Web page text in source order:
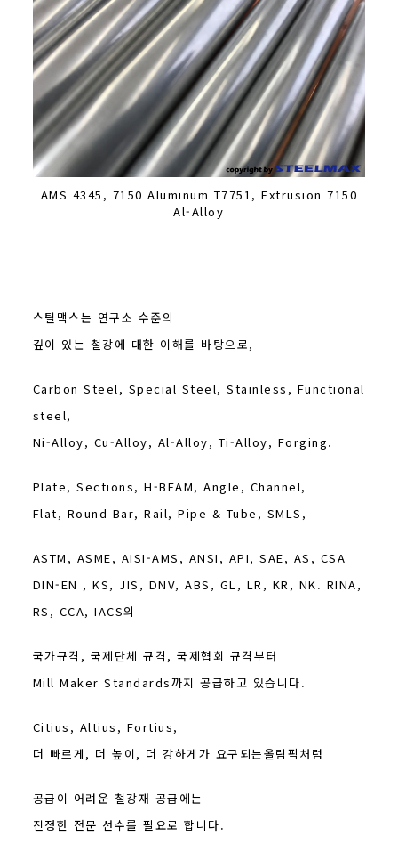
AMS 4345, 7150 Aluminum T7751, Extrusion 7150
Al-Alloy
스틸맥스는 연구소 수준의
깊이 있는 철강에 대한 이해를 바탕으로,
Carbon Steel, Special Steel, Stainless, Functional
steel,
Ni-Alloy, Cu-Alloy, Al-Alloy, Ti-Alloy, Forging.
Plate, Sections, H-BEAM, Angle, Channel,
Flat, Round Bar, Rail, Pipe & Tube, SMLS,
ASTM, ASME, AISI-AMS, ANSI, API, SAE, AS, CSA
DIN-EN , KS, JIS, DNV, ABS, GL, LR, KR, NK. RINA,
RS, CCA, IACS의
국가규격, 국제단체 규격, 국제협회 규격부터
Mill Maker Standards까지 공급하고 있습니다.
Citius, Altius, Fortius,
더 빠르게, 더 높이, 더 강하게가 요구되는올림픽처럼
공급이 어려운 철강재 공급에는
진정한 전문 선수를 필요로 합니다.